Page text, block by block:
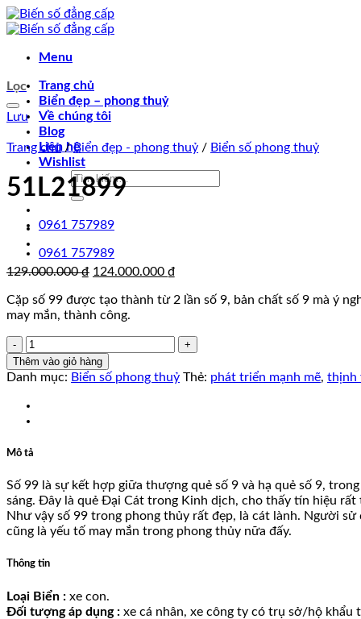
Chuyển
đến
dung
Menu
Trang chủ
Biển đẹp – phong thuỷ
Về chúng tôi
Blog
Liên hệ
Wishlist
Tìm
kiếm:
0961 757989
0961 757989
Lọc
Lưu
Trang chủ / Biển đẹp - phong thuỷ / Biển số phong thuỷ
51L21899
129.000.000₫ Giá
là:
129.000.000 ₫.
124.000.000 ₫
tại
Cặp số 99 được tạo thành từ 2 lần số 9, bản chất số 9 mà ý
may mắn, thành công.
51L21899
số
lượng
Thêm vào giỏ hàng
Danh mục: Biển số phong thuỷ Thẻ: phát triển mạnh mẽ, thịnh
Mô tả
Số 99 là sự kết hợp giữa thượng quẻ số 9 và hạ quẻ số 9,
sáng. Đây là quẻ Đại Cát trong Kinh dịch, cho thấy tín hiệu
Như vậy số 99 trong phong thủy rất đẹp, là cát lành. Người
cũng là yếu tố may mắn trong phong thủy nữa đấy.
Thông tin
Loại Biển : xe con.
Đối tượng áp dụng : xe cá nhân, xe công ty có trụ sở/hộ khẩu